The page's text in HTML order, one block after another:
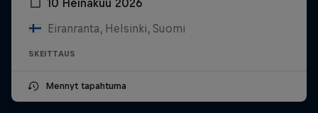
10 Heinäkuu 2026
Eiranranta, Helsinki, Suomi
SKEITTAUS
Mennyt tapahtuma